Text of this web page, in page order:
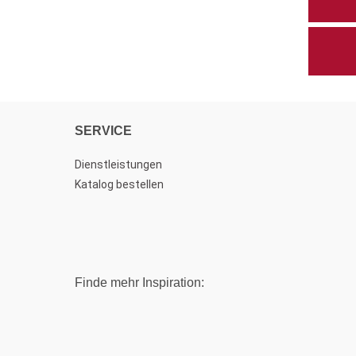
SERVICE
Dienstleistungen
Katalog bestellen
Finde mehr Inspiration: